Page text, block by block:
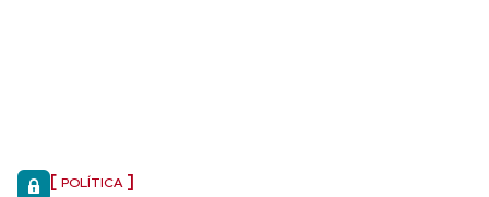
POLÍTICA